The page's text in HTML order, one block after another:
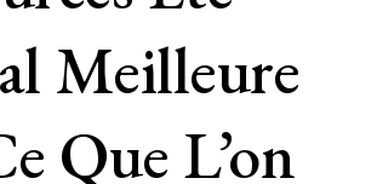
Meilleure
Que L’on